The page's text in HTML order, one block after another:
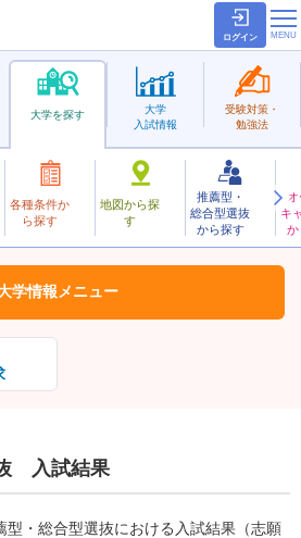
ログイン
大学を探す
各種条件か
ら探す
地図から探
す
推薦型・
総合型選抜
から探す
キ
か
大学
入試情報
受験対策・
勉強法
大学 お気に入り
学情報 メニュー
入試結果
型・総合型選抜における入試結果（志願